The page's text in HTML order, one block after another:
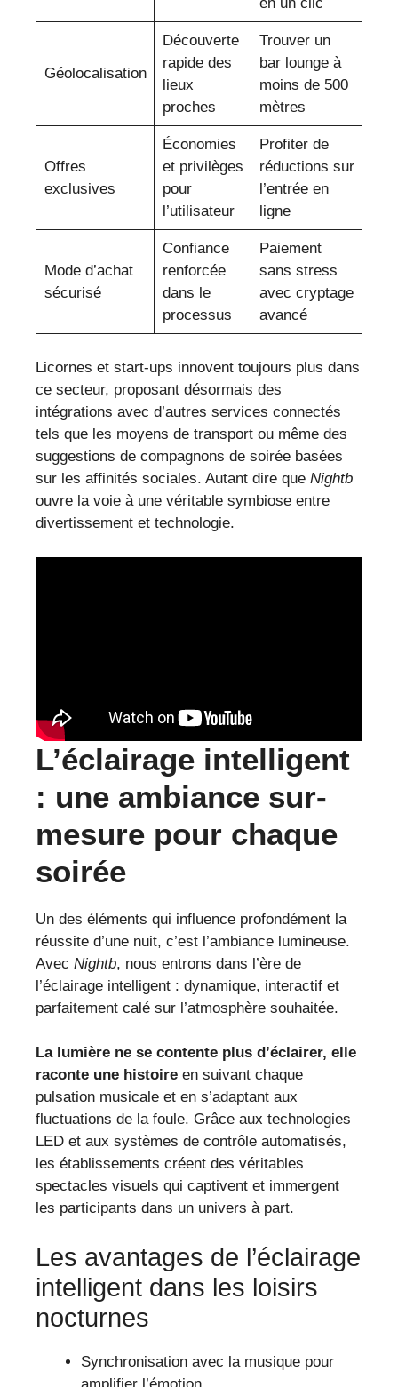
Géolocalisation
Découverte
rapide des
lieux
proches
Trouver un
bar lounge à
moins de 500
mètres
Offres
exclusives
Économies
et privilèges
pour
l’utilisateur
Profiter de
réductions sur
l’entrée en
ligne
Mode d’achat
sécurisé
Confiance
renforcée
dans le
processus
Paiement
sans stress
avec cryptage
avancé
Licornes et start-ups innovent toujours plus dans
ce secteur, proposant désormais des
intégrations avec d’autres services connectés
tels que les moyens de transport ou même des
suggestions de compagnons de soirée basées
sur les affinités sociales. Autant dire que Nightb
ouvre la voie à une véritable symbiose entre
divertissement et technologie.
L’éclairage intelligent
: une ambiance sur-
mesure pour chaque
soirée
Un des éléments qui influence profondément la
réussite d’une nuit, c’est l’ambiance lumineuse.
Avec Nightb, nous entrons dans l’ère de
l’éclairage intelligent : dynamique, interactif et
parfaitement calé sur l’atmosphère souhaitée.
La lumière ne se contente plus d’éclairer, elle
raconte une histoire en suivant chaque
pulsation musicale et en s’adaptant aux
fluctuations de la foule. Grâce aux technologies
LED et aux systèmes de contrôle automatisés,
les établissements créent des véritables
spectacles visuels qui captivent et immergent
les participants dans un univers à part.
Les avantages de l’éclairage
intelligent dans les loisirs
nocturnes
Synchronisation avec la musique pour